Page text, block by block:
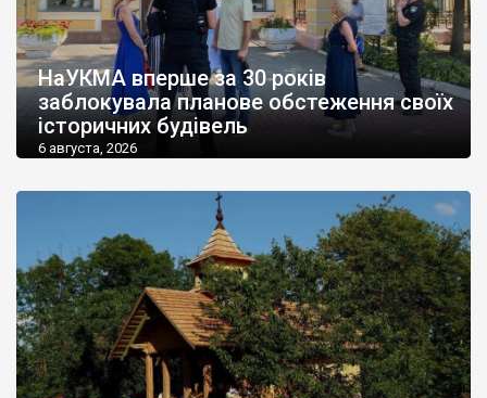
НаУКМА вперше за 30 років
заблокувала планове обстеження своїх
історичних будівель
6 августа, 2026